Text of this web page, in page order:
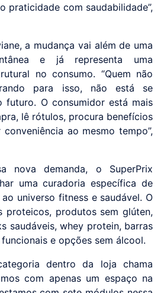
praticidade com saudabilidade”,
a mudança vai além de uma
e já representa uma
no consumo. “Quem não
para isso, não está se
futuro. O consumidor está mais
lê rótulos, procura benefícios
ao mesmo tempo”,
nova demanda, o SuperPrix
uma curadoria específica de
universo fitness e saudável. O
proteicos, produtos sem glúten,
saudáveis, whey protein, barras
e opções sem álcool.
dentro da loja chama
com apenas um espaço na